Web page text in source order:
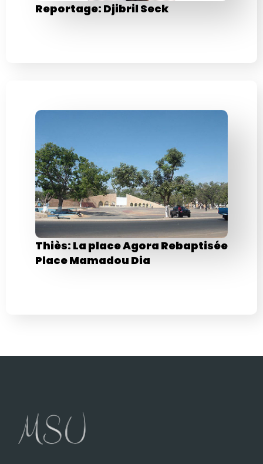
Reportage: Djibril Seck
Thiès: La place Agora Rebaptisée
Place Mamadou Dia